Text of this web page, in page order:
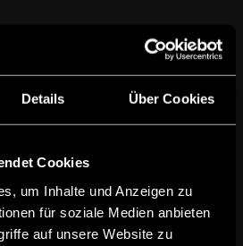
Details Über Cookies
Cookies
um Inhalte und Anzeigen zu
für soziale Medien anbieten
auf unsere Website zu